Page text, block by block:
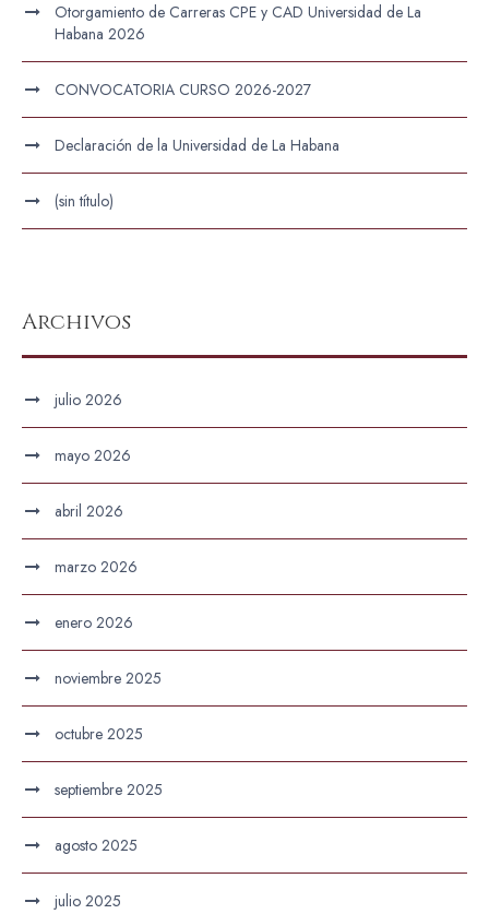
Otorgamiento de Carreras CPE y CAD Universidad de La
Habana 2026
CONVOCATORIA CURSO 2026-2027
Declaración de la Universidad de La Habana
(sin título)
Archivos
julio 2026
mayo 2026
abril 2026
marzo 2026
enero 2026
noviembre 2025
octubre 2025
septiembre 2025
agosto 2025
julio 2025